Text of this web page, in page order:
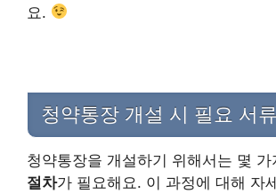
요.
청약통장 개설 시 필요 서
청약통장을 개설하기 위해서는 몇 가
절차가 필요해요. 이 과정에 대해 자